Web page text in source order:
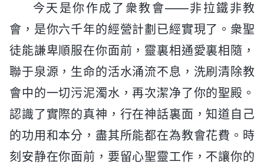
今天是你作成了衆教會——非拉鐵非教
會，是你六千年的經營計劃已經實現了。衆聖
徒能謙卑順服在你面前，靈裏相通愛裏相隨，
聯于泉源，生命的活水涌流不息，洗刷清除教
會中的一切污泥濁水，再次潔净了你的聖殿。
認識了實際的真神，行在神話裏面，知道自己
的功用和本分，盡其所能都在為教會花費。時
刻安静在你面前，要留心聖靈工作，不讓你的